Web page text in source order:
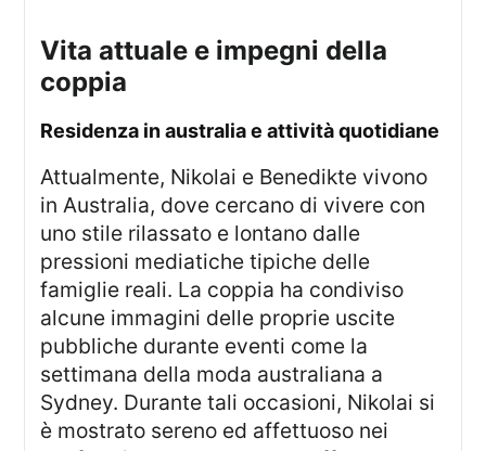
vita attuale e impegni della
coppia
residenza in australia e attività quotidiane
Attualmente, Nikolai e Benedikte vivono
in Australia, dove cercano di vivere con
uno stile rilassato e lontano dalle
pressioni mediatiche tipiche delle
famiglie reali. La coppia ha condiviso
alcune immagini delle proprie uscite
pubbliche durante eventi come la
settimana della moda australiana a
Sydney. Durante tali occasioni, Nikolai si
è mostrato sereno ed affettuoso nei